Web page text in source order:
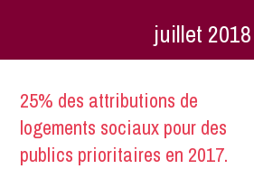
juillet 2018
25% des attributions de
logements sociaux pour des
publics prioritaires en 2017.